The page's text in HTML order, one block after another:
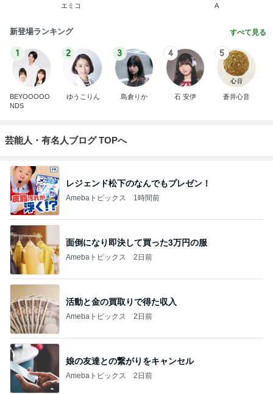
エミコ
A
新登場ランキング すべて見る
1
BEYOOOOO
NDS
2
ゆうこりん
3
島倉りか
4
石 安伊
5
蒼井心音
芸能人・有名人ブログ TOPへ
レジェンド松下のなんでもプレゼン！
Amebaトピックス 1時間前
面倒になり即決して買った3万円の服
Amebaトピックス 2日前
活動と金の買取りで得た収入
Amebaトピックス 2日前
娘の友達との繋がりをキャンセル
Amebaトピックス 2日前